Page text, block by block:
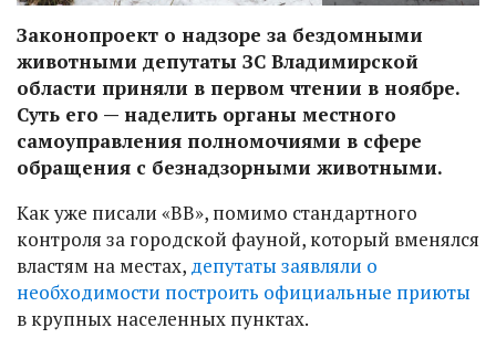
Законопроект о надзоре за бездомными
животными депутаты ЗС Владимирской
области приняли в первом чтении в ноябре.
Суть его — наделить органы местного
самоуправления полномочиями в сфере
обращения с безнадзорными животными.
Как уже писали «ВВ», помимо стандартного
контроля за городской фауной, который вменялся
властям на местах, депутаты заявляли о
необходимости построить официальные приюты
в крупных населенных пунктах.